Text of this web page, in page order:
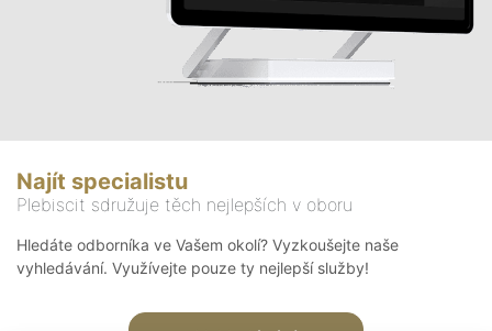
Najít specialistu
Plebiscit sdružuje těch nejlepších v oboru
Hledáte odborníka ve Vašem okolí? Vyzkoušejte naše
vyhledávání. Využívejte pouze ty nejlepší služby!